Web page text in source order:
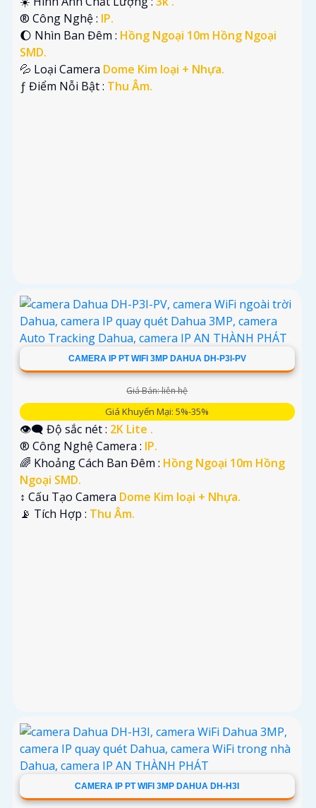
®️ Công Nghệ : IP.
🌔 Nhìn Ban Đêm : Hồng Ngoại 10m Hồng Ngoại
SMD.
💦 Loại Camera Dome Kim loại + Nhựa.
️ƒ Điểm Nỗi Bật : Thu Âm.
CAMERA IP PT WIFI 3MP DAHUA DH-P3I-PV
Giá Bán: liên hệ
Giá Khuyến Mại: 5%-35%
👁️‍🗨 Độ sắc nét : 2K Lite .
®️ Công Nghệ Camera : IP.
🌈 Khoảng Cách Ban Đêm : Hồng Ngoại 10m Hồng
Ngoại SMD.
↕️ Cấu Tạo Camera Dome Kim loại + Nhựa.
️📡 Tích Hợp : Thu Âm.
CAMERA IP PT WIFI 3MP DAHUA DH-H3I